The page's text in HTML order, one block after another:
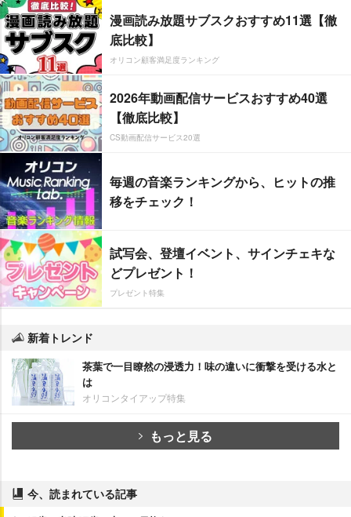
漫画読み放題サブスクおすすめ11選【徹
底比較】
オリコン顧客満足度ランキング
2026年動画配信サービスおすすめ40選
【徹底比較】
CS動画配信サービス20選
毎週の音楽ランキングから、ヒットの推
移をチェック！
試写会、登壇イベント、サインチェキな
どプレゼント！
プレゼント特集
新着トレンド
茶葉で一目瞭然の浸透力！味の違いに衝撃を受ける水と
は
オリコンタイアップ特集
もっと見る
今、読まれている記事